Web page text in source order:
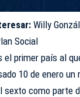
Willy
Social
el primer país al
10 de enero
sexto como parte